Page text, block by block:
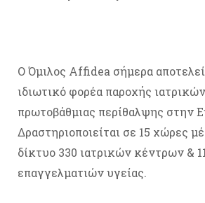
Ο Όμιλος Affidea σήμερα
ιδιωτικό φορέα παροχής
πρωτοβάθμιας περίθαλψης στην
Δραστηριοποιείται σε 15 χώρες
δίκτυο 330 ιατρικών κέντρων &
επαγγελματιών υγείας.